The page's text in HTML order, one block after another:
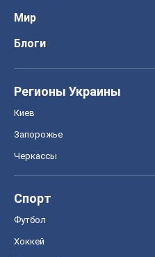
Мир
Блоги
Регионы Украины
Киев
Запорожье
Черкассы
Спорт
Футбол
Хоккей